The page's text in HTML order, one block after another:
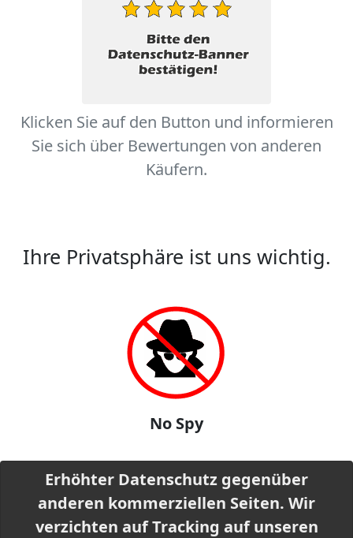
Klicken Sie auf den Button und informieren
Sie sich über Bewertungen von anderen
Käufern.
Ihre Privatsphäre ist uns wichtig.
No Spy
Erhöhter Datenschutz gegenüber
anderen kommerziellen Seiten. Wir
verzichten auf Tracking auf unseren